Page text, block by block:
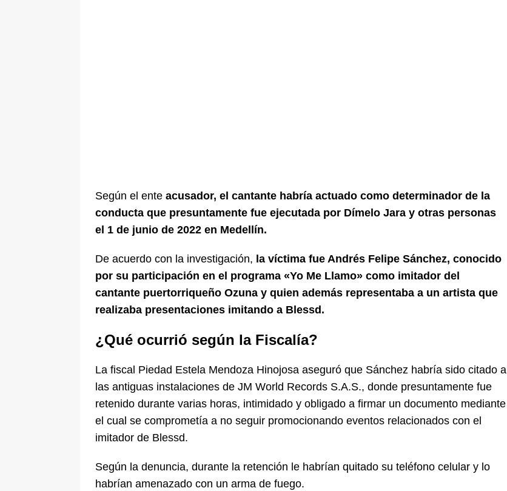
Según el ente acusador, el cantante habría actuado como determinador de la
conducta que presuntamente fue ejecutada por Dímelo Jara y otras personas
el 1 de junio de 2022 en Medellín.
De acuerdo con la investigación, la víctima fue Andrés Felipe Sánchez, conocido
por su participación en el programa «Yo Me Llamo» como imitador del
cantante puertorriqueño Ozuna y quien además representaba a un artista que
realizaba presentaciones imitando a Blessd.
¿Qué ocurrió según la Fiscalía?
La fiscal Piedad Estela Mendoza Hinojosa aseguró que Sánchez habría sido citado a
las antiguas instalaciones de JM World Records S.A.S., donde presuntamente fue
retenido durante varias horas, intimidado y obligado a firmar un documento mediante
el cual se comprometía a no seguir promocionando eventos relacionados con el
imitador de Blessd.
Según la denuncia, durante la retención le habrían quitado su teléfono celular y lo
habrían amenazado con un arma de fuego.